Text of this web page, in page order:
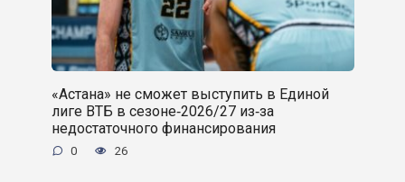
«Астана» не сможет выступить в Единой
лиге ВТБ в сезоне‑2026/27 из‑за
недостаточного финансирования
0 26